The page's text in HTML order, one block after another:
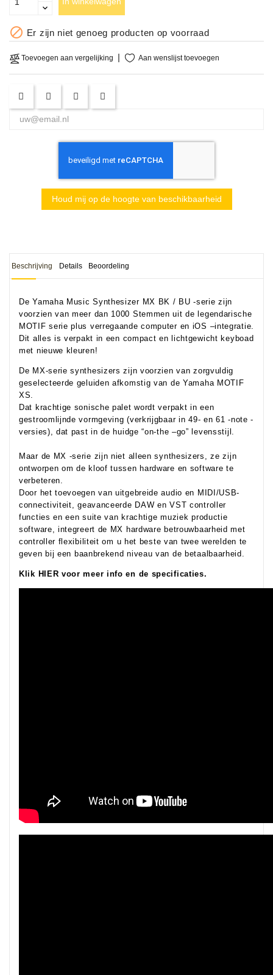
DEMONSTRATIES
&
CLINICS
SERVICE
&
DIENSTEN
 Er zijn niet genoeg producten op voorraad
Toevoegen aan vergelijking Aan wenslijst toevoegen
Houd mij op de hoogte van beschikbaarheid
Beschrijving Details Beoordeling
De Yamaha Music Synthesizer MX BK / BU -serie zijn
voorzien van meer dan 1000 Stemmen uit de legendarische
MOTIF serie plus verregaande computer en iOS –integratie.
Dit alles is verpakt in een compact en lichtgewicht keyboad
met nieuwe kleuren!
De MX-serie synthesizers zijn voorzien van zorgvuldig
geselecteerde geluiden afkomstig van de Yamaha MOTIF
XS.
Dat krachtige sonische palet wordt verpakt in een
gestroomlijnde vormgeving (verkrijgbaar in 49- en 61 -note -
versies), dat past in de huidge “on-the –go” levensstijl.
Maar de MX -serie zijn niet alleen synthesizers, ze zijn
ontworpen om de kloof tussen hardware en software te
verbeteren.
Door het toevoegen van uitgebreide audio en MIDI/USB-
connectiviteit, geavanceerde DAW en VST controller
functies en een suite van krachtige muziek productie
software, integreert de MX hardware betrouwbaarheid met
controller flexibiliteit om u het beste van twee werelden te
geven bij een baanbrekend niveau van de betaalbaarheid.
Klik HIER voor meer info en de specificaties.